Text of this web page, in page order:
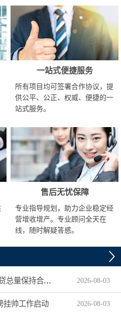
一站式便捷服务
所有项目均可签署合作协议，提
供公平、公正、权威、便捷的一
站式服务。
售后无忧保障
专业指导规划，助力企业稳定经
营增收增产。专业顾问全天在
线，随时解疑答惑。
海南上半年贷款增速6.1% 信贷总量保持合理平稳增长 2026-08-03
挂帅工作启动 2026-08-03